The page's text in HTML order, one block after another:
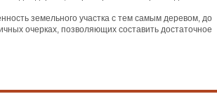
земельного участка с тем самым деревом, до
очерках, позволяющих составить достаточное